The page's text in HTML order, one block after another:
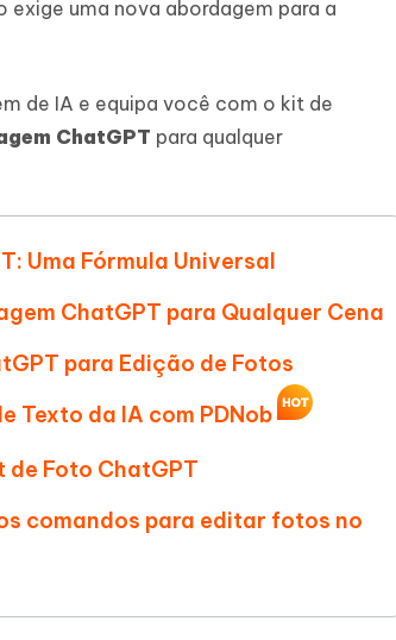
Transferir bate-papo do Whatsapp
Android/iPhone
IAuma nova abordagem para a
de IA e equipa você com o kit de
ChatGPT para qualquer
Uma Fórmula Universal
ChatGPT para Qualquer Cena
para Edição de Fotos
Texto da IA com PDNob
de Foto ChatGPT
comandos para editar fotos no